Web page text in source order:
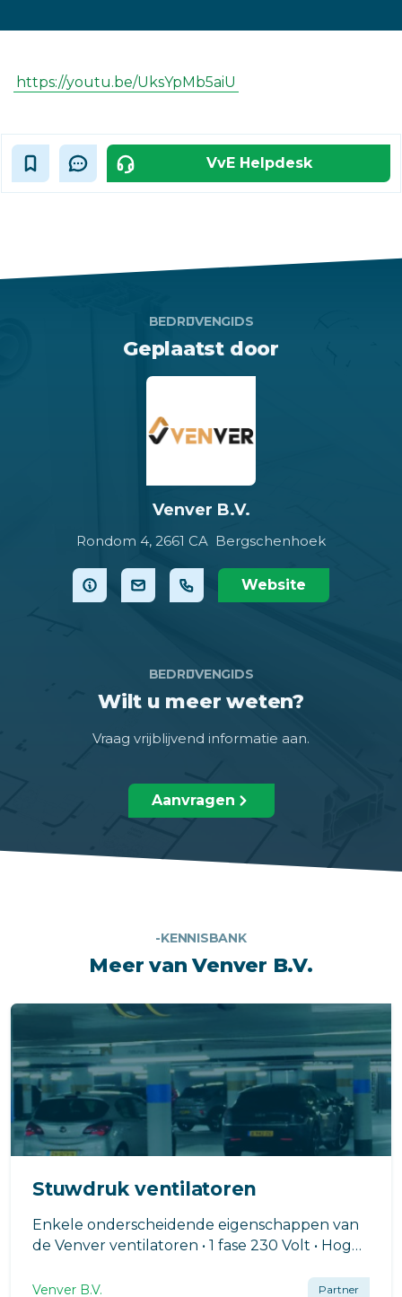
https://youtu.be/UksYpMb5aiU
VvE Helpdesk
BEDRIJVENGIDS
Geplaatst door
Venver B.V.
Rondom 4, 2661 CA Bergschenhoek
Website
BEDRIJVENGIDS
Wilt u meer weten?
Vraag vrijblijvend informatie aan.
Aanvragen
-KENNISBANK
Meer van Venver B.V.
Stuwdruk ventilatoren
Enkele onderscheidende eigenschappen van
de Venver ventilatoren • 1 fase 230 Volt • Hoge
met efficiency klasse IE5 • Ventilatoren
Venver B.V. Partner